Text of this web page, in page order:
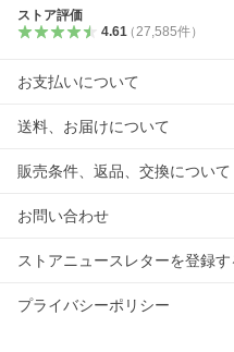
ストア評価
4.61（27,585件）
お支払いについて
送料、お届けについて
販売条件、返品、交換について
お問い合わせ
ストアニュースレターを登録す
プライバシーポリシー